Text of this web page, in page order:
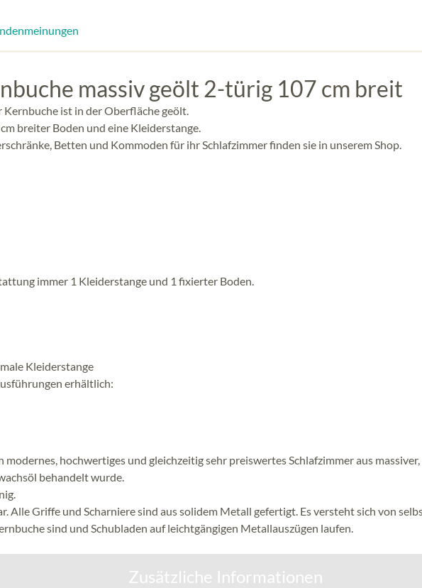
massiv geölt 2-türig 107 cm breit
Kernbuche ist in der Oberfläche geölt.
breiter Boden und eine Kleiderstange.
Betten und Kommoden für ihr Schlafzimmer finden sie in unserem Shop.
immer 1 Kleiderstange und 1 fixierter Boden.
Kleiderstange
erhältlich:
modernes, hochwertiges und gleichzeitig sehr preiswertes Schlafzimmer aus massiver,
behandelt wurde.
Alle Griffe und Scharniere sind aus solidem Metall gefertigt. Es versteht sich von
sind und Schubladen auf leichtgängigen Metallauszügen laufen.
Zusätzliche Informationen